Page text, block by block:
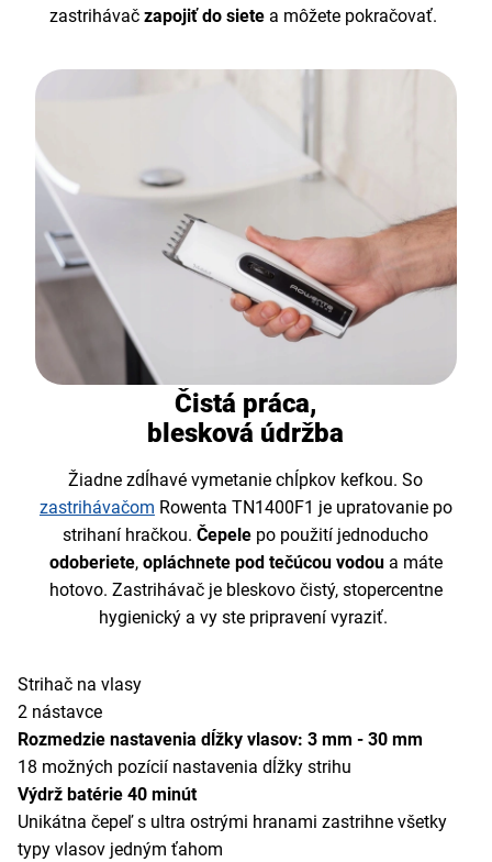
zastrihávačzapojiť do siete a môžete pokračovať.
Čistá práca,
blesková údržba
Žiadne zdĺhavé vymetanie chĺpkov kefkou. So
zastrihávačom Rowenta TN1400F1 je upratovanie po
strihaní hračkou.Čepele po použití jednoducho
odoberiete, opláchnete pod tečúcou vodoua máte
hotovo. Zastrihávač je bleskovo čistý, stopercentne
hygienický a vy ste pripravení vyraziť.
Strihač na vlasy
2 nástavce
Rozmedzie nastavenia dĺžky vlasov: 3 mm - 30 mm
18 možných pozícií nastavenia dĺžky strihu
Výdrž batérie 40 minút
Unikátna čepeľ s ultra ostrými hranami zastrihne všetky
typy vlasov jedným ťahom